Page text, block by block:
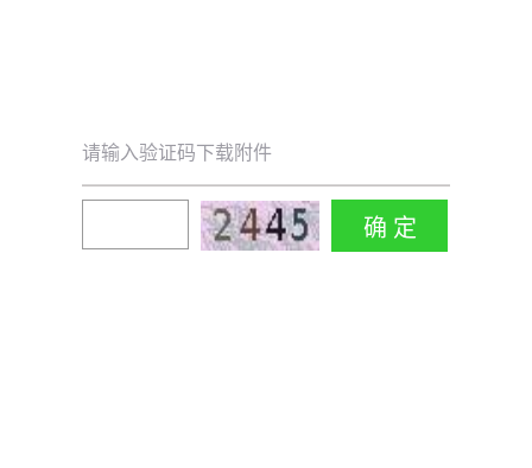
请输入验证码下载附件